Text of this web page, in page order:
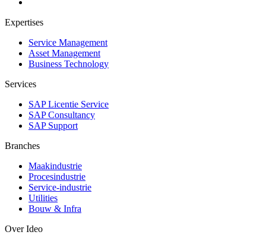
Expertises
Service Management
Asset Management
Business Technology
Services
SAP Licentie Service
SAP Consultancy
SAP Support
Branches
Maakindustrie
Procesindustrie
Service-industrie
Utilities
Bouw & Infra
Over Ideo